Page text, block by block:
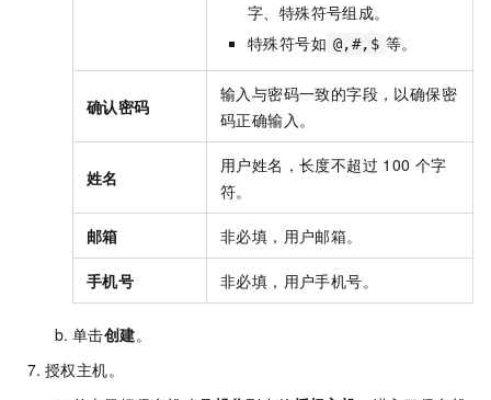
字、特殊符号组成。
特殊符号如 @,#,$ 等。
确认密码
输入与密码一致的字段，以确保密
码正确输入。
姓名
用户姓名，长度不超过 100 个字
符。
邮箱 非必填，用户邮箱。
手机号 非必填，用户手机号。
单击创建。
授权主机。